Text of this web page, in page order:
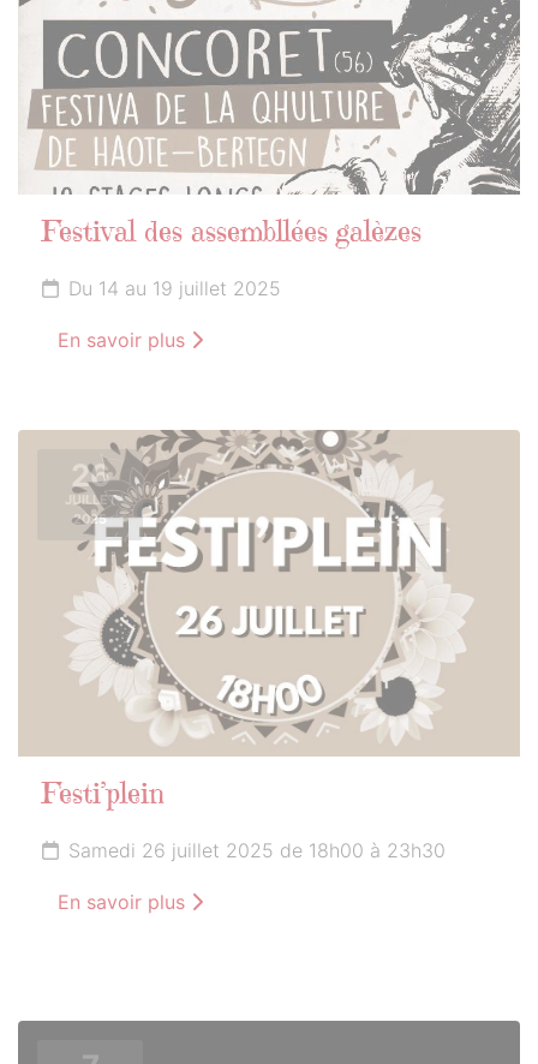
Festival des assembllées galèzes
Du 14 au 19 juillet 2025
En savoir plus
26
JUILLET
2025
Festi’plein
Samedi 26 juillet 2025 de 18h00 à 23h30
En savoir plus